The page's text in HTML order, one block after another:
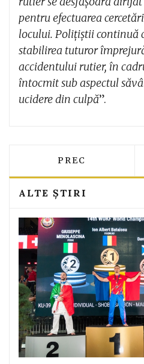
pentru efectuarea
locului. Polițiștii continuă
stabilirea tuturor
accidentului rutier, în
întocmit sub aspectul
ucidere din culpă”.
ARTICOL
PREC
ALTE ȘTIRI